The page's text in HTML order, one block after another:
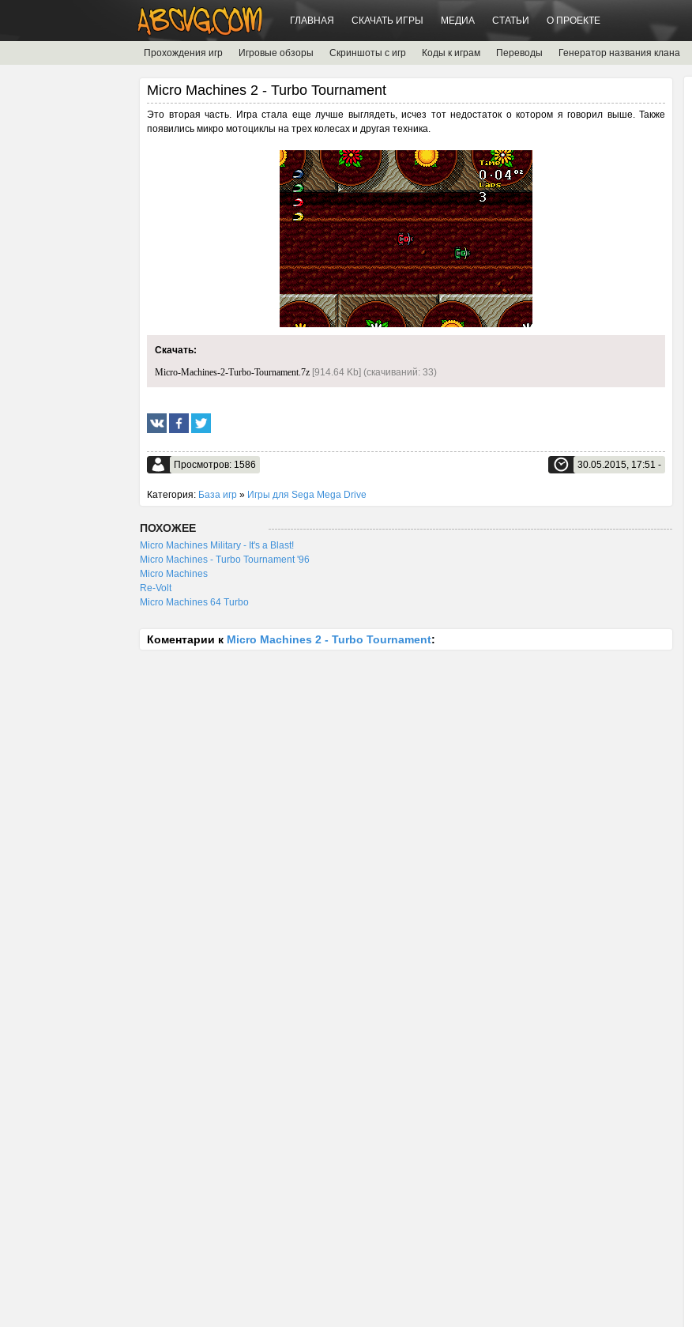
ГЛАВНАЯ СКАЧАТЬ ИГРЫ МЕДИА СТАТЬИ О ПРОЕКТЕ
Прохождения игр Игровые обзоры Скриншоты с игр Коды к играм Переводы Генератор названия клана
Micro Machines 2 - Turbo Tournament
Это вторая часть. Игра стала еще лучше выглядеть, исчез тот недостаток о котором я говорил выше. Также
появились микро мотоциклы на трех колесах и другая техника.
Скачать:
Micro-Machines-2-Turbo-Tournament.7z [914.64 Kb] (cкачиваний: 33)
Просмотров: 1586 30.05.2015, 17:51 -
Категория: База игр » Игры для Sega Mega Drive
ПОХОЖЕЕ
Micro Machines Military - It's a Blast!
Micro Machines - Turbo Tournament '96
Micro Machines
Re-Volt
Micro Machines 64 Turbo
Коментарии к Micro Machines 2 - Turbo Tournament: